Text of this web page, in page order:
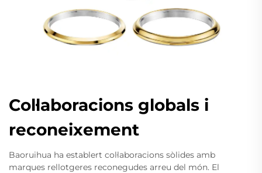
Col·laboracions globals i
reconeixement
Baoruihua ha establert col·laboracions sòlides amb
marques rellotgeres reconegudes arreu del món. El